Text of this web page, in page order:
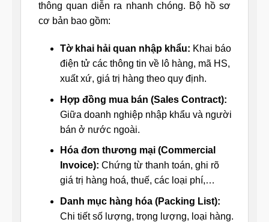
thông quan diễn ra nhanh chóng. Bộ hồ sơ
cơ bản bao gồm:
Tờ khai hải quan nhập khẩu: Khai báo
điện tử các thông tin về lô hàng, mã HS,
xuất xứ, giá trị hàng theo quy định.
Hợp đồng mua bán (Sales Contract):
Giữa doanh nghiệp nhập khẩu và người
bán ở nước ngoài.
Hóa đơn thương mại (Commercial
Invoice): Chứng từ thanh toán, ghi rõ
giá trị hàng hoá, thuế, các loại phí,…
Danh mục hàng hóa (Packing List):
Chi tiết số lượng, trọng lượng, loại hàng.